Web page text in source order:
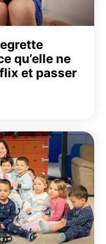
qu’elle ne
et passer